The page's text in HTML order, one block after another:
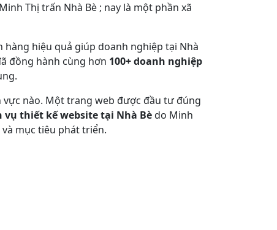
Thị trấn Nhà Bè ; nay là một phần xã
hiệu quả giúp doanh nghiệp tại Nhà
đồng hành cùng hơn 100+ doanh nghiệp
nào. Một trang web được đầu tư đúng
vụ thiết kế website tại Nhà Bèdo Minh
mục tiêu phát triển.